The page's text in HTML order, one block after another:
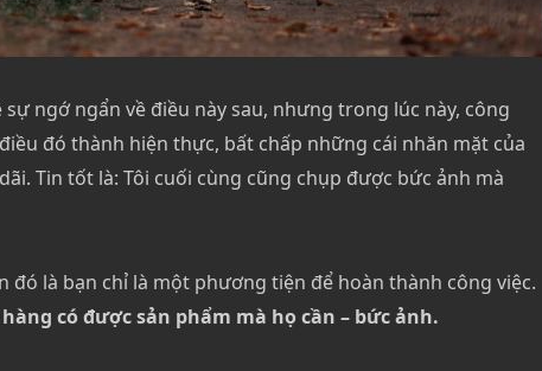
ngớ ngẩn về điều này sau, nhưng trong lúc này, công
đó thành hiện thực, bất chấp những cái nhăn mặt của
Tin tốt là: Tôi cuối cùng cũng chụp được bức ảnh mà
đó là bạn chỉ là một phương tiện để hoàn thành công việc.
có được sản phẩm mà họ cần – bức ảnh.